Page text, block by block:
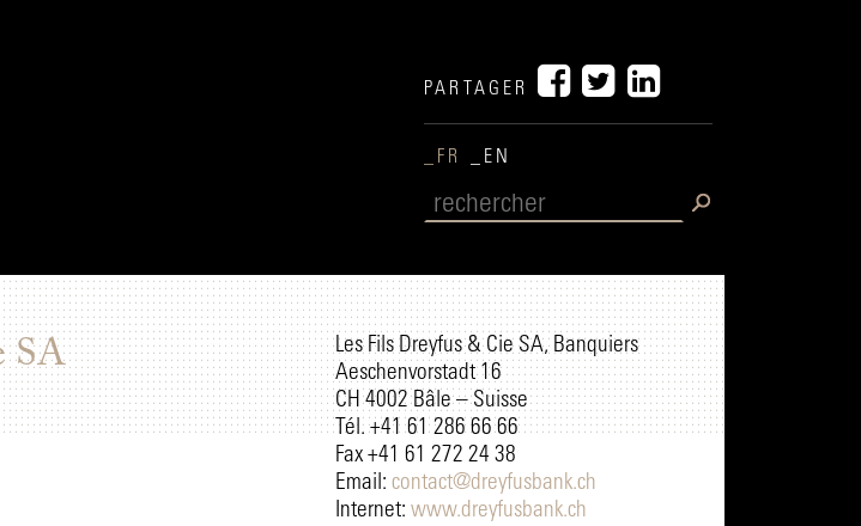
PARTAGER
_FR _EN
SA
Les Fils Dreyfus & Cie SA, Banquiers
Aeschenvorstadt 16
CH 4002 Bâle – Suisse
Tél. +41 61 286 66 66
Fax +41 61 272 24 38
Email: contact@dreyfusbank.ch
Internet: www.dreyfusbank.ch